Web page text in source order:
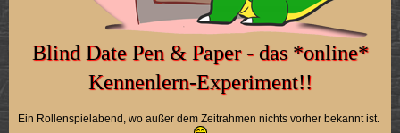
Blind Date Pen & Paper - das *online*
Kennenlern-Experiment!!
Ein Rollenspielabend, wo außer dem Zeitrahmen nichts vorher bekannt ist.